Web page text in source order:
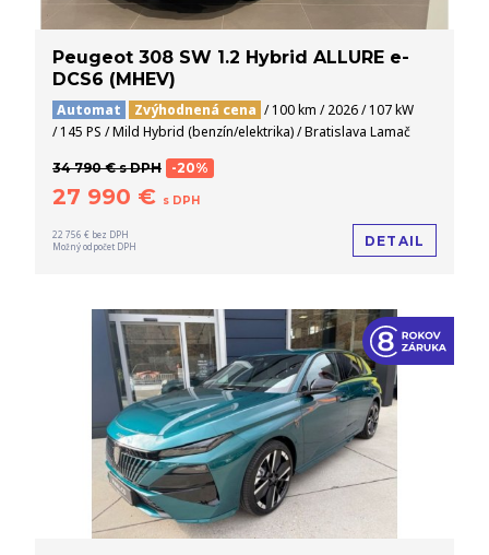
Peugeot 308 SW 1.2 Hybrid ALLURE e-
DCS6 (MHEV)
Automat Zvýhodnená cena / 100 km / 2026 / 107 kW
/ 145 PS / Mild Hybrid (benzín/elektrika) / Bratislava Lamač
34 790 € s DPH -20%
27 990 € s DPH
22 756 € bez DPH
Možný odpočet DPH
DETAIL